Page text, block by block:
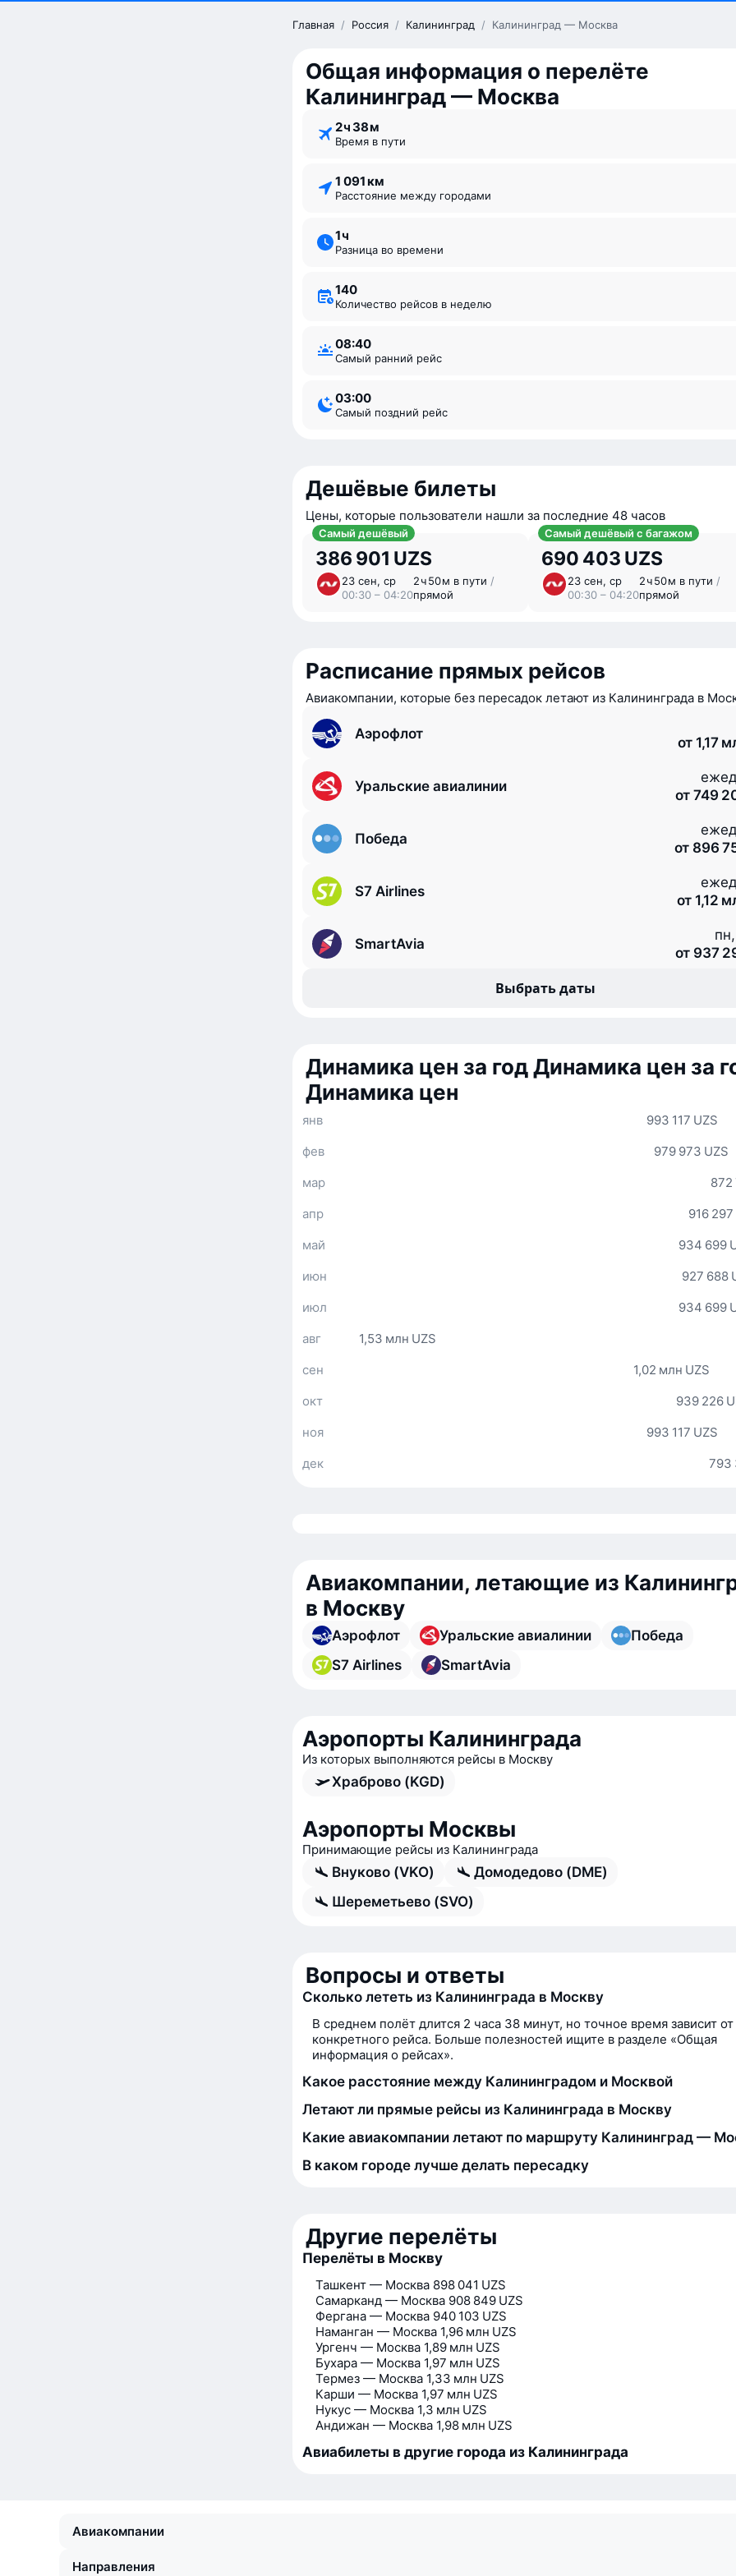
Главная / Россия / Калининград / Калининград — Москва
Общая информация о перелёте
Калининград — Москва
2 ⁠ч 38 ⁠м
Время в пути
1 091 км
Расстояние между городами
1 ⁠ч
Разница во времени
140
Количество рейсов в неделю
08:40
Самый ранний рейс
03:00
Самый поздний рейс
Дешёвые билеты
Цены, которые пользователи нашли за последние 48 часов
Самый дешёвый
386 901 UZS
23 сен, ср
00:30 – 04:20
2 ⁠ч 50 ⁠м в пути /
прямой
Самый дешёвый с багажом
690 403 UZS
23 сен, ср
00:30 – 04:20
2 ⁠ч 50 ⁠м в пути /
прямой
Расписание прямых рейсов
Авиакомпании, которые без пересадок летают из Калининграда в
Аэрофлот
от 1,17
Уральские авиалинии
от 749
Победа
от 896
S7 Airlines
от 1,12
SmartAvia
от 937
Выбрать даты
Динамика цен за годДинамика цен за
Динамика цен
993 117 UZS
янв
979 973 UZS
фев
872
мар
916 297
апр
934 699
май
927 688
июн
934 699
июл
1,53 млн UZS
авг
1,02 млн UZS
сен
939 226
окт
993 117 UZS
ноя
793
дек
Авиакомпании, летающие из
в Москву
Аэрофлот Уральские авиалинии
Победа
S7 Airlines
SmartAvia
Аэропорты Калининграда
Из которых выполняются рейсы в Москву
Храброво (KGD)
Аэропорты Москвы
Принимающие рейсы из Калининграда
Внуково (VKO)
Домодедово (DME)
Шереметьево (SVO)
Вопросы и ответы
Сколько лететь из Калининграда в Москву
В среднем полёт длится 2 часа 38 минут, но точное время зависит от
конкретного рейса. Больше полезностей ищите в разделе «Общая
информация о рейсах».
Какое расстояние между Калининградом и Москвой
Летают ли прямые рейсы из Калининграда в Москву
Какие авиакомпании летают по маршруту Калининград —
В каком городе лучше делать пересадку
Другие перелёты
Перелёты в Москву
Ташкент — Москва 898 041 UZS
Самарканд — Москва 908 849 UZS
Фергана — Москва 940 103 UZS
Наманган — Москва 1,96 млн UZS
Ургенч — Москва 1,89 млн UZS
Бухара — Москва 1,97 млн UZS
Термез — Москва 1,33 млн UZS
Карши — Москва 1,97 млн UZS
Нукус — Москва 1,3 млн UZS
Андижан — Москва 1,98 млн UZS
Авиабилеты в другие города из Калининграда
Авиакомпании
Направления